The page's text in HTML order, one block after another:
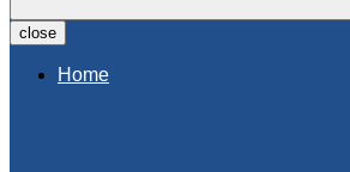
close
Home